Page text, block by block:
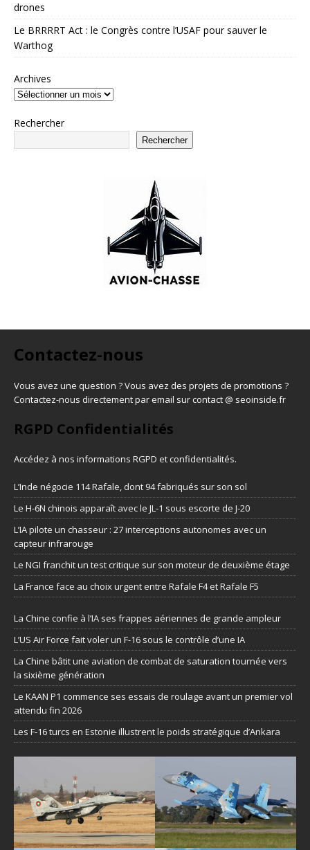
drones
Le BRRRRT Act : le Congrès contre l’USAF pour sauver le
Warthog
Archives
Rechercher
Rechercher
Contactez-nous
Vous avez une question ? Vous avez des projets de promotions ?
Contactez-nous directement par email sur contact @ seoinside.fr
RGPD Confidentialités
Accédez à nos informations RGPD et confidentialités.
L’Inde négocie 114 Rafale, dont 94 fabriqués sur son sol
Le H-6N chinois apparaît avec le JL-1 sous escorte de J-20
L’IA pilote un chasseur : 27 interceptions autonomes avec un
capteur infrarouge
Le NGI franchit un test critique sur son moteur de deuxième étage
La France face au choix urgent entre Rafale F4 et Rafale F5
La Chine confie à l’IA ses frappes aériennes de grande ampleur
L’US Air Force fait voler un F-16 sous le contrôle d’une IA
La Chine bâtit une aviation de combat de saturation tournée vers
la sixième génération
Le KAAN P1 commence ses essais de roulage avant un premier vol
attendu fin 2026
Les F-16 turcs en Estonie illustrent le poids stratégique d’Ankara